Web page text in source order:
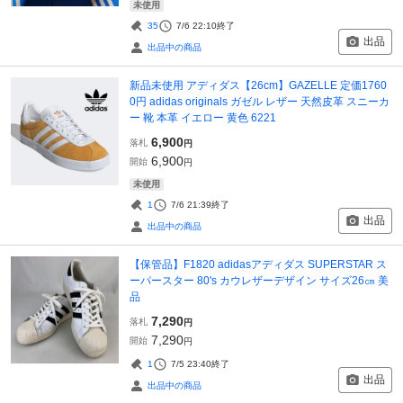
未使用
35 7/6 22:10終了
出品中の商品 出品
新品未使用 アディダス【26cm】GAZELLE 定価1760
0円 adidas originals ガゼル レザー 天然皮革 スニーカ
ー 靴 本革 イエロー 黄色 6221
落札 6,900円
開始 6,900円
未使用
1 7/6 21:39終了
出品中の商品 出品
【保管品】F1820 adidasアディダス SUPERSTAR ス
ーパースター 80's カウレザーデザイン サイズ26㎝ 美
品
落札 7,290円
開始 7,290円
1 7/5 23:40終了
出品中の商品 出品